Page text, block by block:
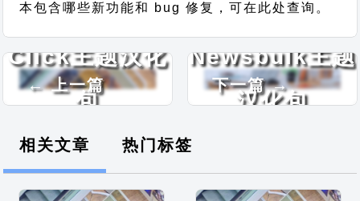
本包含哪些新功能和 bug 修复，可在此处查询。
← 上一篇
Click主题汉化
包
下一篇 →
Newsbulk主题
汉化包
相关文章 热门标签